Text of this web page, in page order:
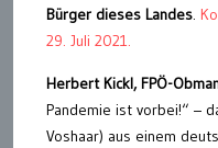
Bürger dieses Landes.
29. Juli 2021.
Herbert Kickl, FPÖ-
Pandemie ist vorbei!“ –
Voshaar) aus einem